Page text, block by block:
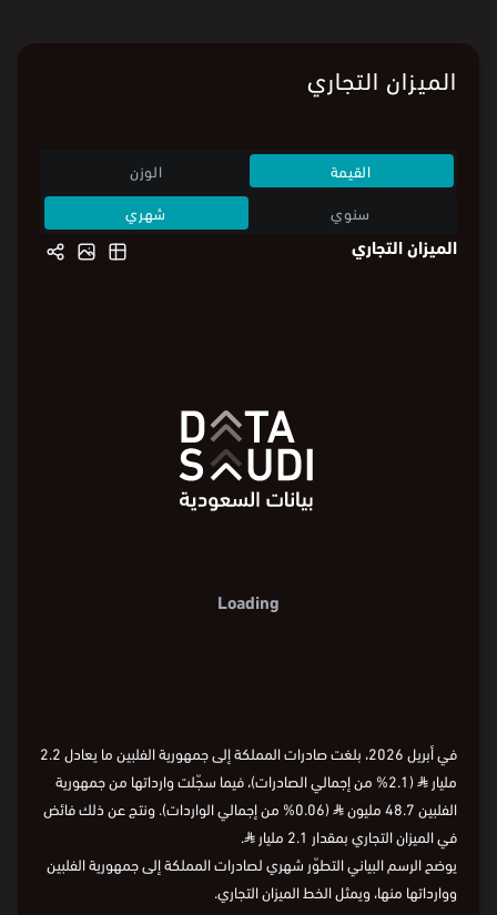
الميزان التجاري
القيمة
الوزن
سنوي
شهري
الميزان التجاري
Loading
في أبريل 2026، بلغت صادرات المملكة إلى جمهورية الفلبين ما يعادل 2.2
مليار⃁
(2.1% من إجمالي الصادرات)، فيما سجّلت وارداتها من جمهورية
الفلبين 48.7 مليون
⃁
(0.06% من إجمالي الواردات). ونتج عن ذلك فائض
في الميزان التجاري بمقدار 2.1 مليار
⃁
.
يوضح الرسم البياني التطوّر شهري لصادرات المملكة إلى جمهورية الفلبين
ووارداتها منها، ويمثل الخط الميزان التجاري.